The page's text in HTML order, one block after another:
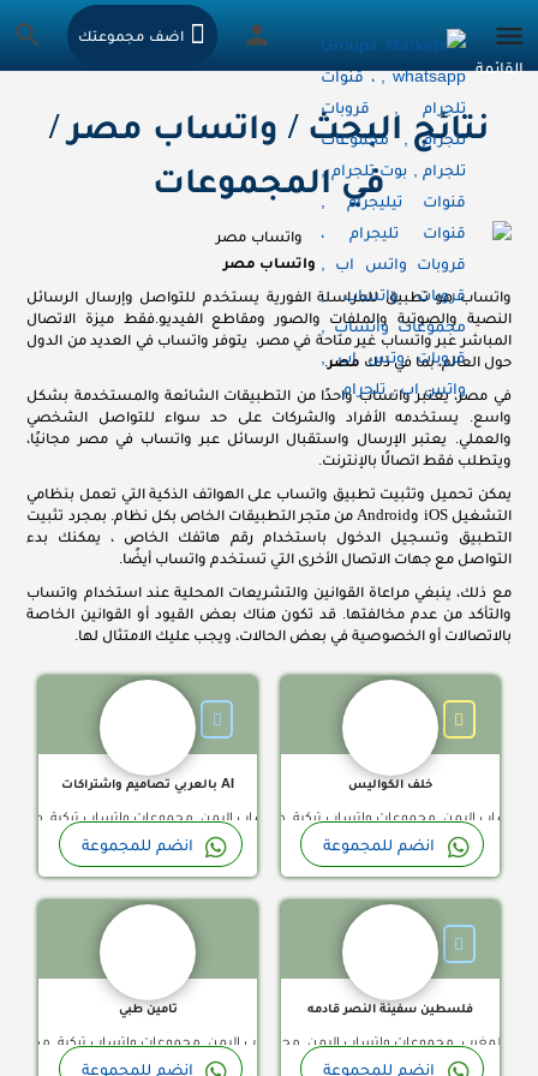
اضف مجموعتك
نتائج البحث / واتساب مصر /
في المجموعات
واتساب مصر
واتساب هو تطبيق للمراسلة الفورية يستخدم للتواصل وإرسال الرسائل
النصية والصوتية والملفات والصور ومقاطع الفيديو.فقط ميزة الاتصال
المباشر عبر واتساب غير متاحة في مصر، يتوفر واتساب في العديد من الدول
حول العالم، بما في ذلك مصر .
في مصر، يعتبر واتساب واحدًا من التطبيقات الشائعة والمستخدمة بشكل
واسع. يستخدمه الأفراد والشركات على حد سواء للتواصل الشخصي
والعملي. يعتبر الإرسال واستقبال الرسائل عبر واتساب في مصر مجانيًا،
ويتطلب فقط اتصالًا بالإنترنت.
يمكن تحميل وتثبيت تطبيق واتساب على الهواتف الذكية التي تعمل بنظامي
التشغيل iOS وAndroid من متجر التطبيقات الخاص بكل نظام. بمجرد تثبيت
التطبيق وتسجيل الدخول باستخدام رقم هاتفك الخاص ، يمكنك بدء
التواصل مع جهات الاتصال الأخرى التي تستخدم واتساب أيضًا.
مع ذلك، ينبغي مراعاة القوانين والتشريعات المحلية عند استخدام واتساب
والتأكد من عدم مخالفتها. قد تكون هناك بعض القيود أو القوانين الخاصة
بالاتصالات أو الخصوصية في بعض الحالات، ويجب عليك الامتثال لها.
خلف الكواليس
مرحبًا بكِ في خلف الكواليس 👋✨ هنا ستكتشفين ما لا
واتساب اليمن, مجموعات واتساب تركية, مجموعات واتساب تونس, مجموعات
انضم للمجموعة
AI بالعربي تصاميم واشتراكات
مجموعات واتساب ذكاء
مجموعات واتساب المغرب, مجموعات واتساب اليمن, مجموعات واتساب
انضم للمجموعة
فلسطين سفينة النصر قادمه
مجموعة واتساب دعم فلسطين
المغرب, مجموعات واتساب اليمن, مجموعات واتساب تونس, مجموعات
انضم للمجموعة
تامين طبي
قناة واتساب
مجموعات واتساب المغرب, مجموعات واتساب اليمن, مجموعات واتساب
انضم للمجموعة مكتب أنجاز خدمات عامة vip نستقبل شهادات صحية نظامية 100% موثقه في منصة بلدي (خدمات الجوازات والزيارات )… قناة واتساب